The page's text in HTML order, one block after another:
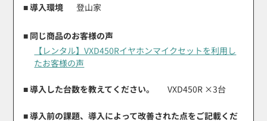
■ 導入環境 登山家
■ 同じ商品のお客様の声
【レンタル】VXD450Rイヤホンマイクセットを利用し
たお客様の声
■ 導入した台数を教えてください。 VXD450R ×3台
■ 導入前の課題、導入によって改善された点をご記載くだ